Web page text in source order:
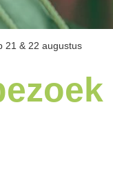
21 & 22 augustus